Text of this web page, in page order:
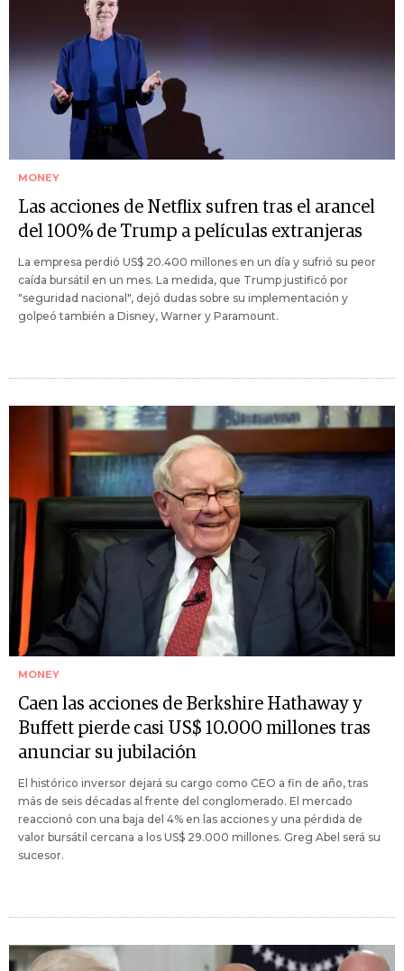
MONEY
Las acciones de Netflix sufren tras el arancel
del 100% de Trump a películas extranjeras
La empresa perdió US$ 20.400 millones en un día y sufrió su peor
caída bursátil en un mes. La medida, que Trump justificó por
"seguridad nacional", dejó dudas sobre su implementación y
golpeó también a Disney, Warner y Paramount.
MONEY
Caen las acciones de Berkshire Hathaway y
Buffett pierde casi US$ 10.000 millones tras
anunciar su jubilación
El histórico inversor dejará su cargo como CEO a fin de año, tras
más de seis décadas al frente del conglomerado. El mercado
reaccionó con una baja del 4% en las acciones y una pérdida de
valor bursátil cercana a los US$ 29.000 millones. Greg Abel será su
sucesor.